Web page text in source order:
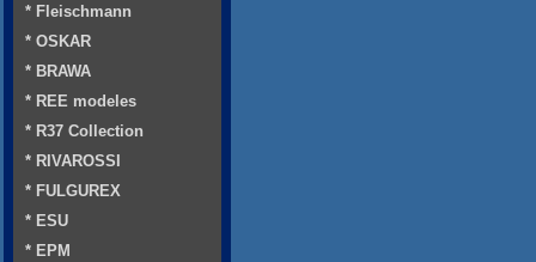
* Fleischmann
* OSKAR
* BRAWA
* REE modeles
* R37 Collection
* RIVAROSSI
* FULGUREX
* ESU
* EPM